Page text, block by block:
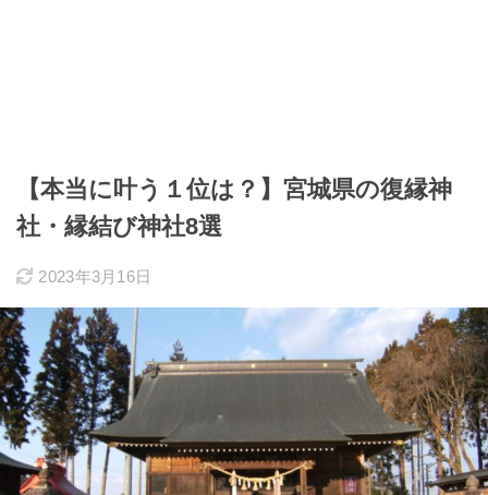
【本当に叶う１位は？】宮城県の復縁神
社・縁結び神社8選
2023年3月16日